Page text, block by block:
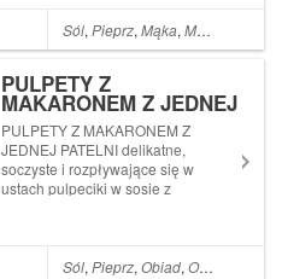
Sól,Pieprz,Mąka,Mąka pszenna
PULPETY Z
MAKARONEM Z JEDNEJ
PATELNI
PULPETY Z MAKARONEM Z
JEDNEJ PATELNI delikatne,
soczyste i rozpływające się w
ustach pulpeciki w sosie z
Sól,Pieprz,Obiad,Olej